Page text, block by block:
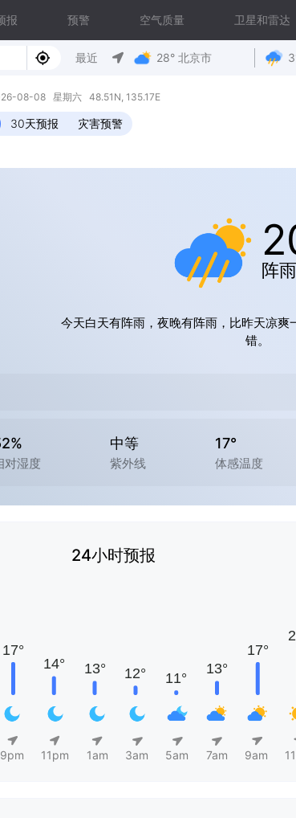
报 预警 空气质量 卫星和雷达
最近 28° 北京市
08-08 星期六 48.51N, 135.17E
30天预报 灾害预警
阵雨
今天白天有阵雨，夜晚有阵雨，比昨天凉爽
错。
对湿度
中等
紫外线
17°
体感温度
24小时预报
9pm 11pm 1am 3am 5am 7am 9am